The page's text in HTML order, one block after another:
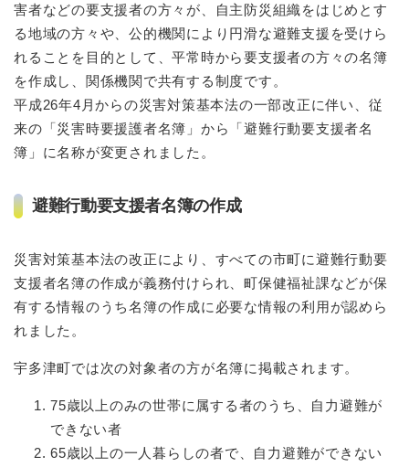
害者などの要支援者の方々が、自主防災組織をはじめとす
る地域の方々や、公的機関により円滑な避難支援を受けら
れることを目的として、平常時から要支援者の方々の名簿
を作成し、関係機関で共有する制度です。
平成26年4月からの災害対策基本法の一部改正に伴い、従
来の「災害時要援護者名簿」から「避難行動要支援者名
簿」に名称が変更されました。
避難行動要支援者名簿の作成
災害対策基本法の改正により、すべての市町に避難行動要
支援者名簿の作成が義務付けられ、町保健福祉課などが保
有する情報のうち名簿の作成に必要な情報の利用が認めら
れました。
宇多津町では次の対象者の方が名簿に掲載されます。
75歳以上のみの世帯に属する者のうち、自力避難が
できない者
65歳以上の一人暮らしの者で、自力避難ができない